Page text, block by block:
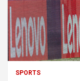
SPORTS